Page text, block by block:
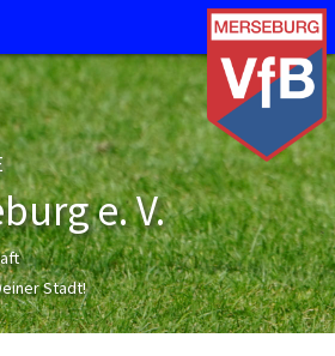
e. V.
Stadt!